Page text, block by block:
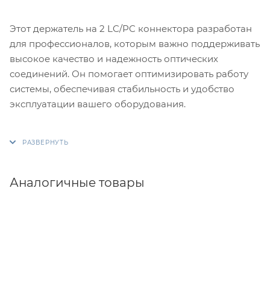
Этот держатель на 2 LC/PC коннектора разработан
для профессионалов, которым важно поддерживать
высокое качество и надежность оптических
соединений. Он помогает оптимизировать работу
системы, обеспечивая стабильность и удобство
эксплуатации вашего оборудования.
Аналогичные товары